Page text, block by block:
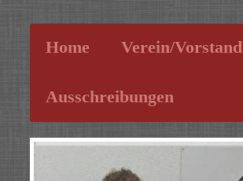
Home Verein/Vorstand
Ausschreibungen